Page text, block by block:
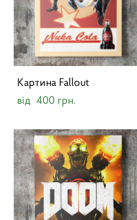
Картина Fallout
від 400 грн.